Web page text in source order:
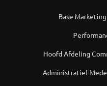
Base
Hoofd Afdeling
Administratief